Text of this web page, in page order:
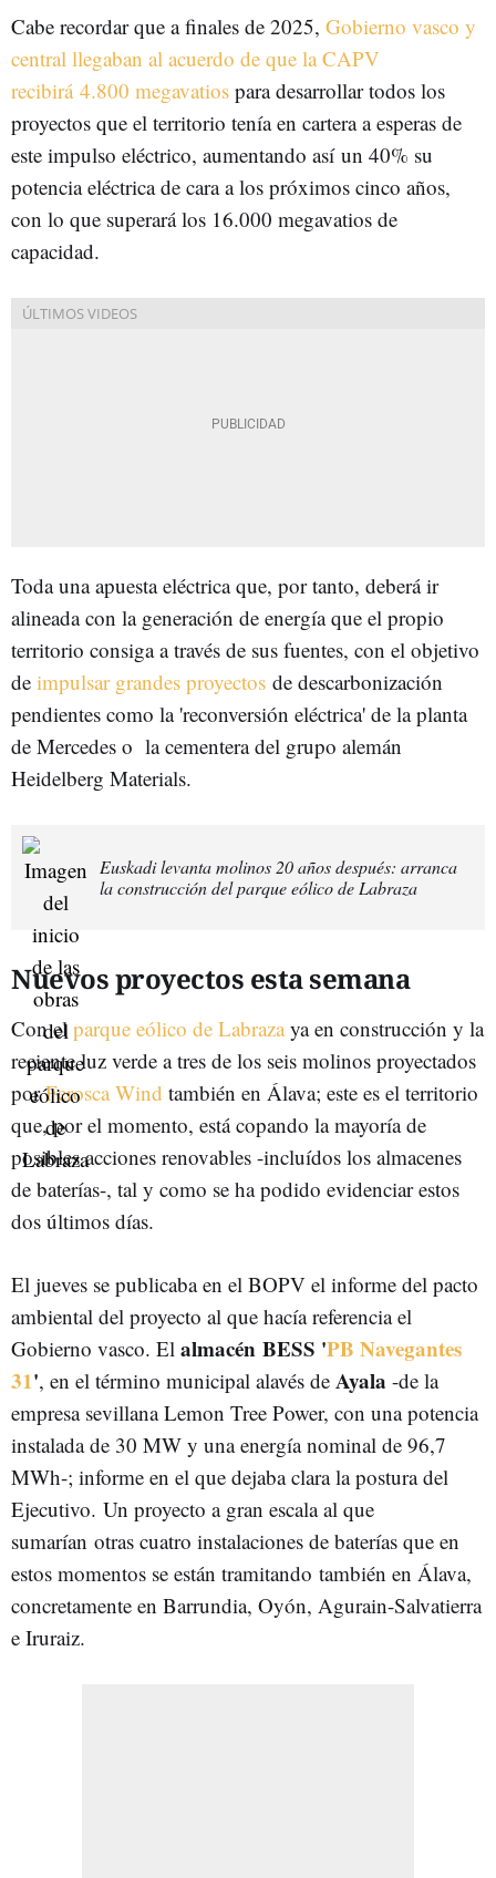
Cabe recordar que a finales de 2025, Gobierno vasco y
central llegaban al acuerdo de que la CAPV
recibirá 4.800 megavatios para desarrollar todos los
proyectos que el territorio tenía en cartera a esperas de
este impulso eléctrico, aumentando así un 40% su
potencia eléctrica de cara a los próximos cinco años,
con lo que superará los 16.000 megavatios de
capacidad.
Toda una apuesta eléctrica que, por tanto, deberá ir
alineada con la generación de energía que el propio
territorio consiga a través de sus fuentes, con el objetivo
de impulsar grandes proyectos de descarbonización
pendientes como la 'reconversión eléctrica' de la planta
de Mercedes o la cementera del grupo alemán
Heidelberg Materials.
Euskadi levanta molinos 20 años después: arranca
la construcción del parque eólico de Labraza
Nuevos proyectos esta semana
Con el parque eólico de Labrazaya en construcción y la
reciente luz verde a tres de los seis molinos proyectados
porFerosca Wind también en Álava; este es el territorio
que, por el momento, está copando la mayoría de
posibles acciones renovables -incluídos los almacenes
de baterías-, tal y como se ha podido evidenciar estos
dos últimos días.
El jueves se publicaba en el BOPV el informe del pacto
ambiental del proyecto al que hacía referencia el
Gobierno vasco. El almacén BESS 'PB Navegantes
31', en el término municipal alavés de Ayala -de la
empresa sevillana Lemon Tree Power, con una potencia
instalada de 30 MW y una energía nominal de 96,7
MWh-; informe en el que dejaba clara la postura del
Ejecutivo. Un proyecto a gran escala al que
sumarían otras cuatro instalaciones de baterías que en
estos momentos se están tramitando también en Álava,
concretamente en Barrundia, Oyón, Agurain-Salvatierra
e Iruraiz.